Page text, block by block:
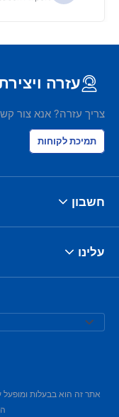
עזרה
צריך עזרה? אנא צור
תמיכת לקוחות
חשבון
עלינו